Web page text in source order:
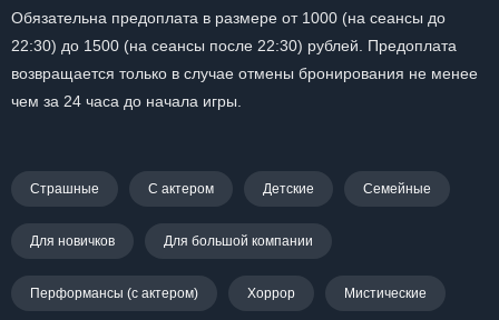
Обязательна предоплата в размере от 1000 (на сеансы до
22:30) до 1500 (на сеансы после 22:30) рублей. Предоплата
возвращается только в случае отмены бронирования не менее
чем за 24 часа до начала игры.
Страшные С актером Детские Семейные
Для новичков Для большой компании
Перформансы (с актером) Хоррор Мистические